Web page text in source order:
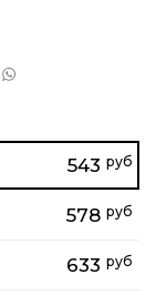
543 руб
578 руб
633 руб